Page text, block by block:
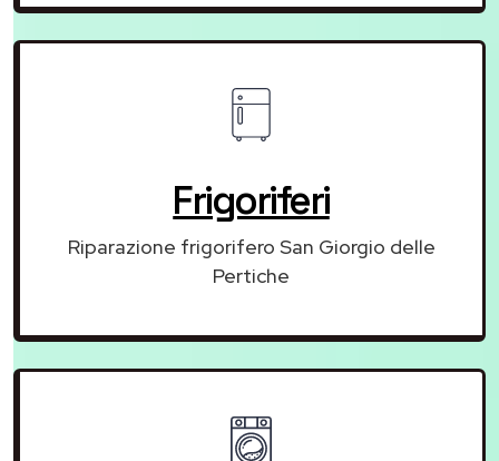
Frigoriferi
Riparazione frigorifero San Giorgio delle
Pertiche